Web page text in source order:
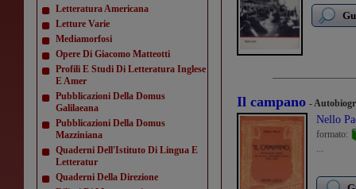
Letteratura Americana
Letture Varie
Mediamorfosi
Opere Di Giacomo Matteotti
Profili E Studi Di Letteratura Inglese
E Amer
Pubblicazioni Della Domus
Galilaeana
Pubblicazioni Della Domus
Mazziniana
Quaderni Dell'Istituto Di Lingua E
Letteratur
Quaderni Della Direzione
Il campano -
Nello
formato:
...